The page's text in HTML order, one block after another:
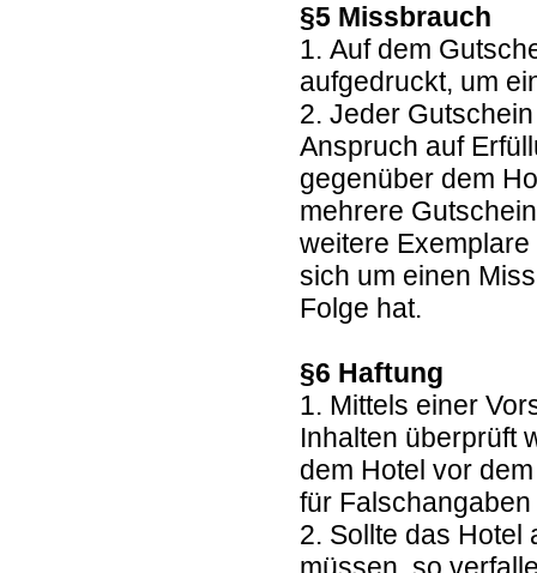
§5 Missbrauch
1. Auf dem
aufgedruckt, um
2. Jeder
Anspruch auf
gegenüber dem
mehrere
weitere
sich um einen
Folge hat.
§6 Haftung
1. Mittels einer
Inhalten überprüft
dem Hotel vor
für
2. Sollte das Hotel